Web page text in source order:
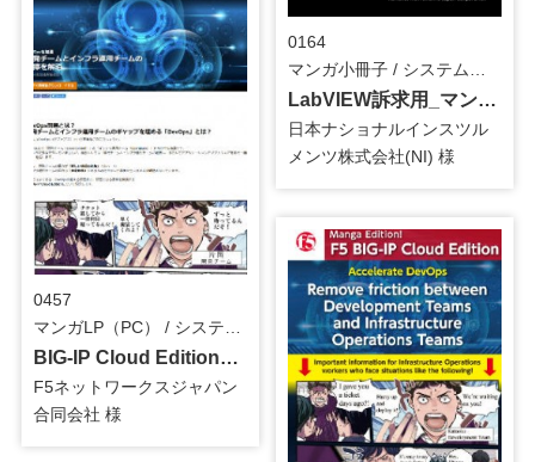
0164
LabVIEW訴求用_マンガ小冊子
日本ナショナルインスツル
メンツ株式会社(NI) 様
0457
BIG-IP Cloud Edition訴求用_マンガLP
F5ネットワークスジャパン
合同会社 様